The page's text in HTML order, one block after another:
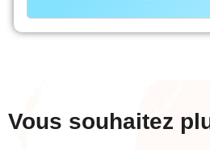
Vous souhaitez